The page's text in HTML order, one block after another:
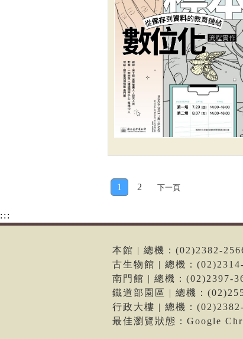
1 2 下一頁
:::
本館 | 總機：(02)2382-
古生物館 | 總機：
南門館 | 總機：(02)2397-
鐵道部園區 | 總機：
行政大樓 | 總機：
最佳瀏覽狀態：Google